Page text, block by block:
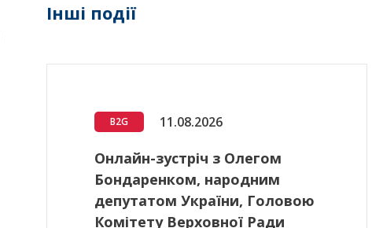
Інші події
B2G 11.08.2026
Онлайн-зустріч з Олегом
Бондаренком, народним
депутатом України, Головою
Комітету Верховної Ради